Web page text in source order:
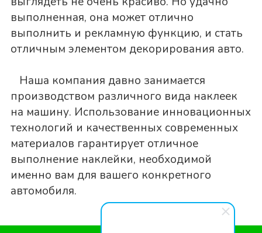
выполненная, она может отлично
выполнить и рекламную функцию, и стать
отличным элементом декорирования авто.
Наша компания давно занимается
производством различного вида наклеек
на машину. Использование инновационных
технологий и качественных современных
материалов гарантирует отличное
выполнение наклейки, необходимой
именно вам для вашего конкретного
автомобиля.